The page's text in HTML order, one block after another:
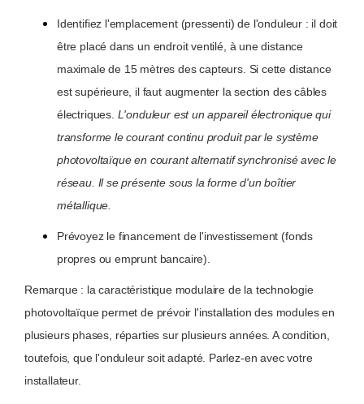
Identifiez l'emplacement (pressenti) de l'onduleur : il doit
être placé dans un endroit ventilé, à une distance
maximale de 15 mètres des capteurs. Si cette distance
est supérieure, il faut augmenter la section des câbles
électriques. L'onduleur est un appareil électronique qui
transforme le courant continu produit par le système
photovoltaïque en courant alternatif synchronisé avec le
réseau. Il se présente sous la forme d'un boîtier
métallique.
Prévoyez le financement de l'investissement (fonds
propres ou emprunt bancaire).
Remarque : la caractéristique modulaire de la technologie
photovoltaïque permet de prévoir l'installation des modules en
plusieurs phases, réparties sur plusieurs années. A condition,
toutefois, que l'onduleur soit adapté. Parlez-en avec votre
installateur.